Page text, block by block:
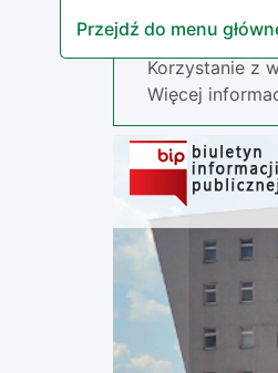
Przejdź do menu
Nasza strona
Korzystanie z
Więcej